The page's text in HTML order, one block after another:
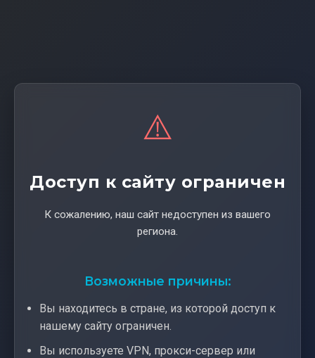
⚠️
Доступ к сайту ограничен
К сожалению, наш сайт недоступен из вашего
региона.
Возможные причины:
Вы находитесь в стране, из которой доступ к
нашему сайту ограничен.
Вы используете VPN, прокси-сервер или